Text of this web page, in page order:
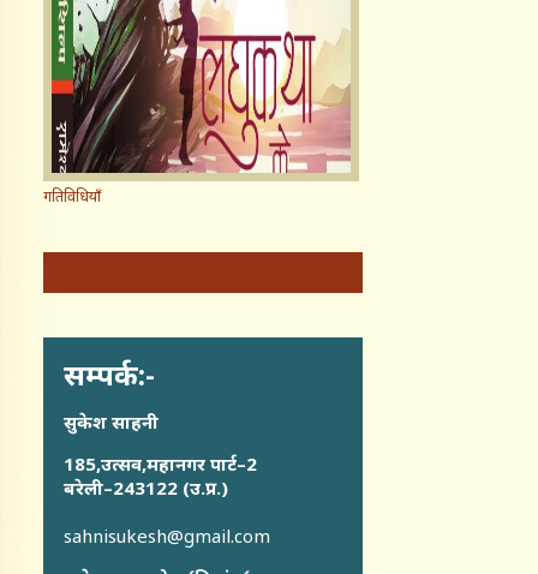
गतिविधियाँ
सम्पर्क:-
सुकेश साहनी
185,उत्सव,महानगर पार्ट–2
बरेली–243122 (उ.प्र.)
sahnisukesh@gmail.com